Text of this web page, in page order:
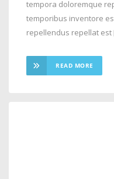
tempora doloremque
temporibus inventore
repellendus repellat
READ MORE